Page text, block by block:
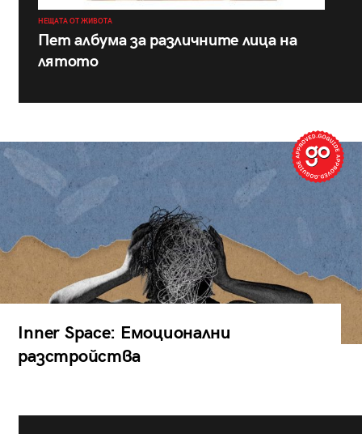
НЕЩАТА ОТ ЖИВОТА
Пет албума за различните лица на
лятото
Inner Space: Емоционални
разстройства